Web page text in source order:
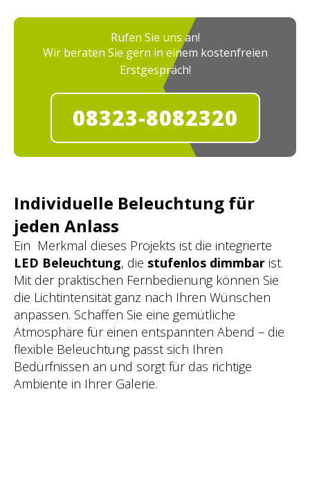
Rufen Sie uns an!
Wir beraten Sie gern in einem kostenfreien
Erstgespräch!
08323-8082320
Individuelle Beleuchtung für
jeden Anlass
Ein Merkmal dieses Projekts ist die integrierte
LED Beleuchtung, die stufenlos dimmbar ist.
Mit der praktischen Fernbedienung können Sie
die Lichtintensität ganz nach Ihren Wünschen
anpassen. Schaffen Sie eine gemütliche
Atmosphäre für einen entspannten Abend – die
flexible Beleuchtung passt sich Ihren
Bedürfnissen an und sorgt für das richtige
Ambiente in Ihrer Galerie.